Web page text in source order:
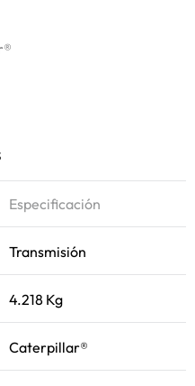
Especificación
Transmisión
4.218 Kg
Caterpillar®